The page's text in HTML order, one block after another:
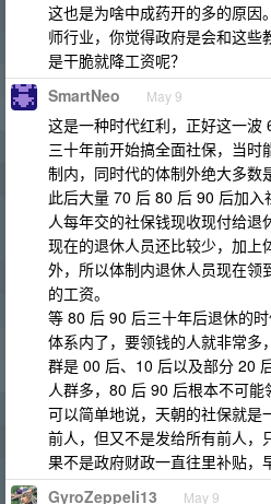
这也是为啥中成药开的多的原因
师行业，你觉得政府是会和这些
是干脆就降工资呢？
SmartNeo May 9
这是一种时代红利，正好这一波
三十年前开始搞全面社保，当
制内，同时代的体制外绝大多数
此后大量 70 后 80 后 90 后加
人每年交的社保钱现收现付给退
现在的退休人员还比较少，加上
外，所以体制内退休人员现在领
的工资。
等 80 后 90 后三十年后退休的
体系内了，要领钱的人就非常多
群是 00 后、10 后以及部分 20
人群多，80 后 90 后根本不可能
可以简单地说，天朝的社保就是
前人，但又不是发给所有前人，
果不是政府财政一直往里补贴，
GyroZeppeli13 May 9